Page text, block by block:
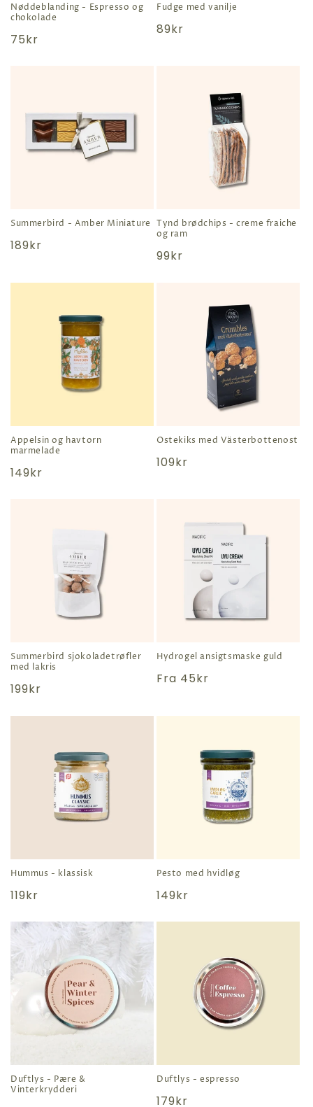
Nøddeblanding - Espresso og
chokolade
Normal
75kr
Fudge med vanilje
Normal
89kr
Summerbird - Amber Miniature
Normal
189kr
Tynd brødchips - creme fraiche
og ram
Normal
99kr
Appelsin og havtorn
marmelade
Normal
149kr
Ostekiks med Västerbottenost
Normal
109kr
Summerbird sjokoladetrøfler
med lakris
Normal
199kr
Hydrogel ansigtsmaske guld
Normal
Fra 45kr
Hummus - klassisk
Normal
119kr
Pesto med hvidløg
Normal
149kr
Duftlys - Pære &
Vinterkrydderi
Duftlys - espresso
Normal
179kr